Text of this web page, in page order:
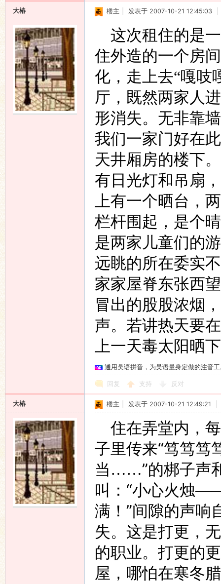
大椿 楼主 发表于 2007-10-21 12:45:03
这次租住的是
住外造的一个房
化，走上去“嘎吱
厅，既然两家人
形消失。无非靠
我们一家门好在
天井厢房的楼下
有日光灯和吊扇
上有一个晒台，
栏杆围起，是个
是两家儿童们的
远眺的所在委实
家家屋脊东张西
冒出的股股浓烟
声。若讲热天要
上一天毒太阳晒
通用吴语拼音，为吴语量身定做的注音
回复 支持 反对
大椿 楼主 发表于 2007-10-21 12:49:21
住在弄堂内，
子里传来“笃笃笃
当……”的梆子声
叫： “小心火烛
满！ ”间隙的声响
失。这是打更，
的职业。打更的
屋，哪怕在寒冬